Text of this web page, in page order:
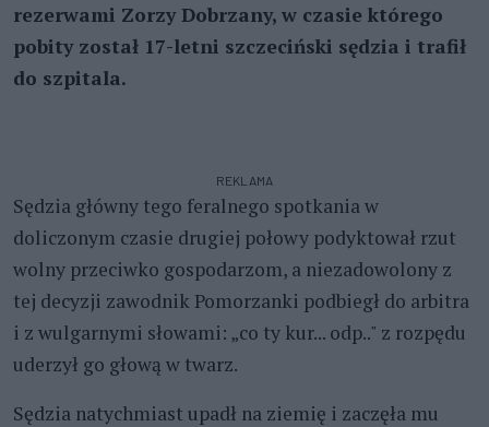
rezerwami Zorzy Dobrzany, w czasie którego
pobity został 17-letni szczeciński sędzia i trafił
do szpitala.
REKLAMA
Sędzia główny tego feralnego spotkania w
doliczonym czasie drugiej połowy podyktował rzut
wolny przeciwko gospodarzom, a niezadowolony z
tej decyzji zawodnik Pomorzanki podbiegł do arbitra
i z wulgarnymi słowami: „co ty kur... odp.." z rozpędu
uderzył go głową w twarz.
Sędzia natychmiast upadł na ziemię i zaczęła mu